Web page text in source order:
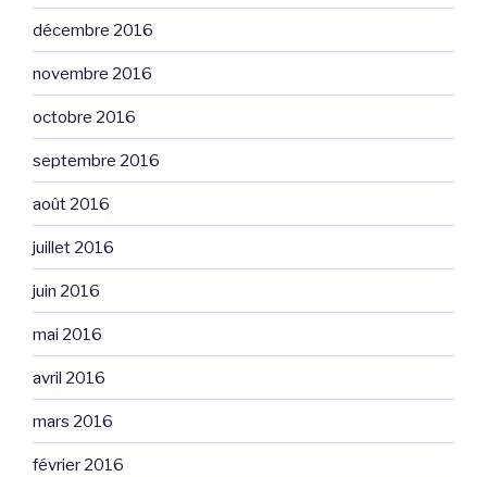
décembre 2016
novembre 2016
octobre 2016
septembre 2016
août 2016
juillet 2016
juin 2016
mai 2016
avril 2016
mars 2016
février 2016